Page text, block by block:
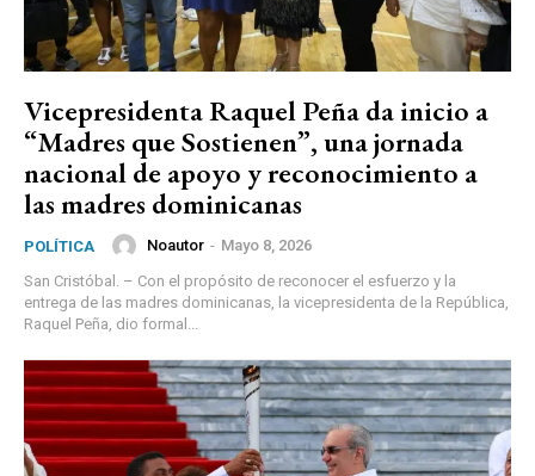
Vicepresidenta Raquel Peña da inicio a
“Madres que Sostienen”, una jornada
nacional de apoyo y reconocimiento a
las madres dominicanas
POLÍTICA Noautor - Mayo 8, 2026
San Cristóbal. – Con el propósito de reconocer el esfuerzo y la
entrega de las madres dominicanas, la vicepresidenta de la República,
Raquel Peña, dio formal...